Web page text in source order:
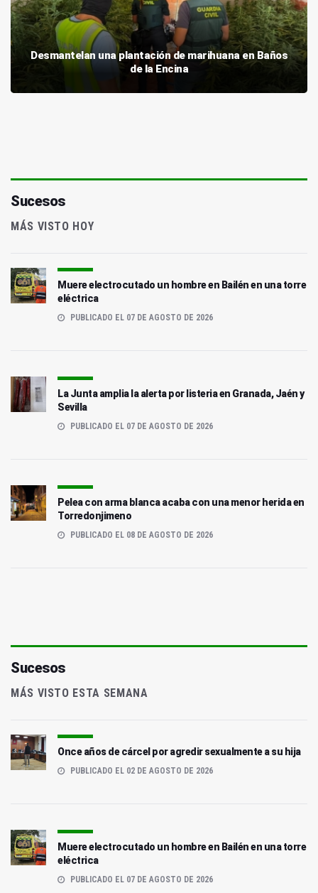
Desmantelan una plantación de marihuana en Baños
de la Encina
Sucesos
MÁS VISTO HOY
Muere electrocutado un hombre en Bailén en una torre
eléctrica
PUBLICADO EL 07 DE AGOSTO DE 2026
La Junta amplia la alerta por listeria en Granada, Jaén y
Sevilla
PUBLICADO EL 07 DE AGOSTO DE 2026
Pelea con arma blanca acaba con una menor herida en
Torredonjimeno
PUBLICADO EL 08 DE AGOSTO DE 2026
Sucesos
MÁS VISTO ESTA SEMANA
Once años de cárcel por agredir sexualmente a su hija
PUBLICADO EL 02 DE AGOSTO DE 2026
Muere electrocutado un hombre en Bailén en una torre
eléctrica
PUBLICADO EL 07 DE AGOSTO DE 2026